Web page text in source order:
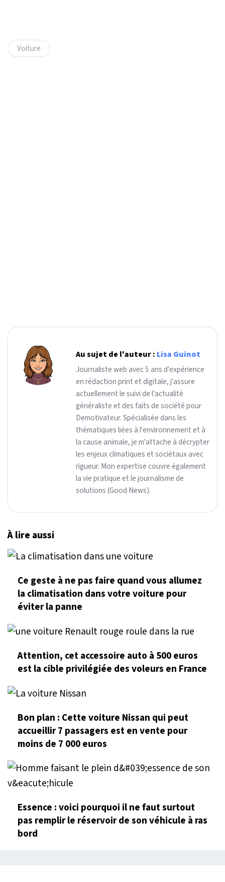
Voiture
Au sujet de l'auteur : Lisa Guinot
Journaliste web avec 5 ans d'expérience
en rédaction print et digitale, j'assure
actuellement le suivi de l'actualité
généraliste et des faits de société pour
Demotivateur. Spécialisée dans les
thématiques liées à l'environnement et à
la cause animale, je m'attache à décrypter
les enjeux climatiques et sociétaux avec
rigueur. Mon expertise couvre également
la vie pratique et le journalisme de
solutions (Good News).
À lire aussi
Ce geste à ne pas faire quand vous allumez
la climatisation dans votre voiture pour
éviter la panne
Attention, cet accessoire auto à 500 euros
est la cible privilégiée des voleurs en France
Bon plan : Cette voiture Nissan qui peut
accueillir 7 passagers est en vente pour
moins de 7 000 euros
Essence : voici pourquoi il ne faut surtout
pas remplir le réservoir de son véhicule à ras
bord